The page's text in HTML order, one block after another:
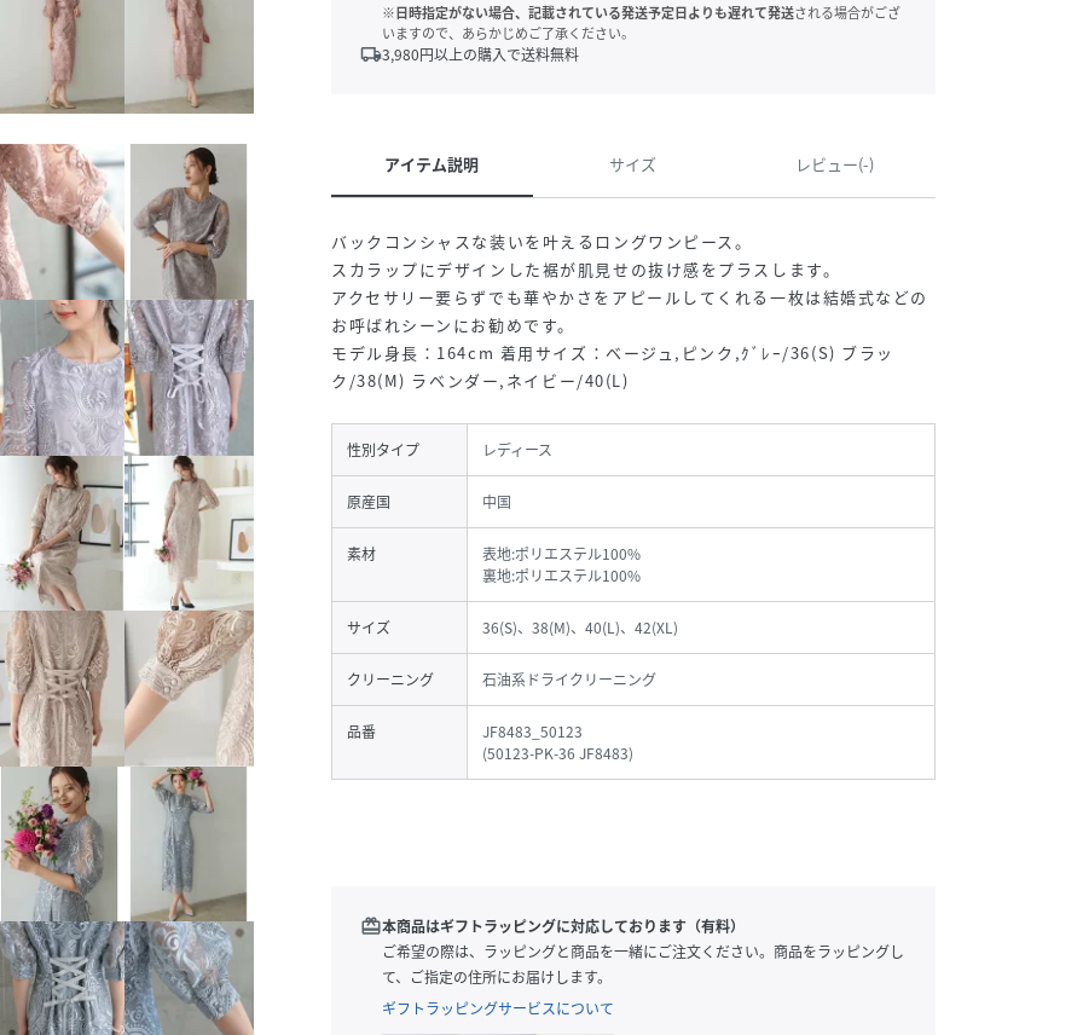
※日時指定がない場合、記載されている発送予定日よりも遅れて発送される場合がござ
いますので、あらかじめご了承ください。
local_shipping3,980円以上の購入で送料無料
アイテム説明 サイズ レビュー(-)
バックコンシャスな装いを叶えるロングワンピース。
スカラップにデザインした裾が肌見せの抜け感をプラスします。
アクセサリー要らずでも華やかさをアピールしてくれる一枚は結婚式などの
お呼ばれシーンにお勧めです。
モデル身長：164cm 着用サイズ：ベージュ,ピンク,ｸﾞﾚｰ/36(S) ブラッ
ク/38(M) ラベンダー,ネイビー/40(L)
性別タイプ レディース
原産国 中国
素材
表地:ポリエステル100%
裏地:ポリエステル100%
サイズ 36(S)、38(M)、40(L)、42(XL)
クリーニング 石油系ドライクリーニング
品番
JF8483_50123
(50123-PK-36 JF8483)
redeem本商品はギフトラッピングに対応しております（有料）
ご希望の際は、ラッピングと商品を一緒にご注文ください。商品をラッピングし
て、ご指定の住所にお届けします。
ギフトラッピングサービスについて